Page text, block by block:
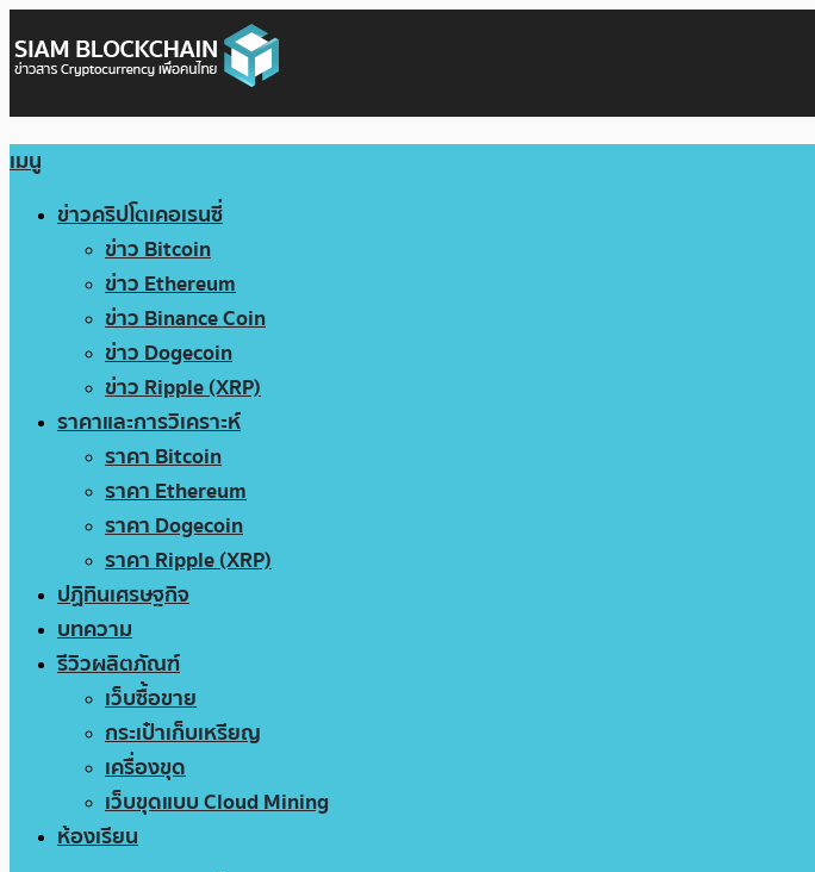
เมนู
ข่าวคริปโตเคอเรนซี่
ข่าว Bitcoin
ข่าว Ethereum
ข่าว Binance Coin
ข่าว Dogecoin
ข่าว Ripple (XRP)
ราคาและการวิเคราะห์
ราคา Bitcoin
ราคา Ethereum
ราคา Dogecoin
ราคา Ripple (XRP)
ปฏิทินเศรษฐกิจ
บทความ
รีวิวผลิตภัณฑ์
เว็บซื้อขาย
กระเป๋าเก็บเหรียญ
เครื่องขุด
เว็บขุดแบบ Cloud Mining
ห้องเรียน